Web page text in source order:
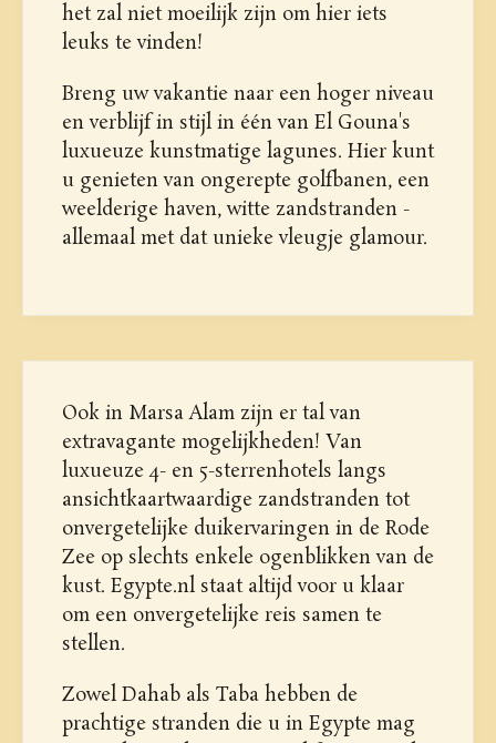
het zal niet moeilijk zijn om hier iets
leuks te vinden!
Breng uw vakantie naar een hoger niveau
en verblijf in stijl in één van El Gouna's
luxueuze kunstmatige lagunes. Hier kunt
u genieten van ongerepte golfbanen, een
weelderige haven, witte zandstranden -
allemaal met dat unieke vleugje glamour.
Ook in Marsa Alam zijn er tal van
extravagante mogelijkheden! Van
luxueuze 4- en 5-sterrenhotels langs
ansichtkaartwaardige zandstranden tot
onvergetelijke duikervaringen in de Rode
Zee op slechts enkele ogenblikken van de
kust. Egypte.nl staat altijd voor u klaar
om een onvergetelijke reis samen te
stellen.
Zowel Dahab als Taba hebben de
prachtige stranden die u in Egypte mag